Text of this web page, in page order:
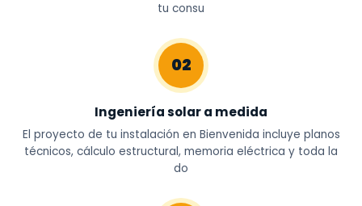
tu consu
02
Ingeniería solar a medida
El proyecto de tu instalación en Bienvenida incluye planos
técnicos, cálculo estructural, memoria eléctrica y toda la
do